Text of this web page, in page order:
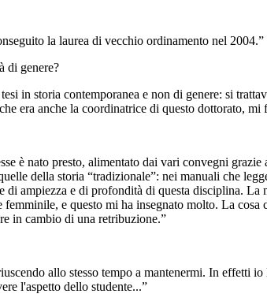
la laurea di vecchio ordinamento nel 2004.”
di genere?
in storia contemporanea e non di genere: si
era anche la coordinatrice di questo dottorato, mi
è nato presto, alimentato dai vari convegni
della storia “tradizionale”: nei manuali che
ampiezza e di profondità di questa disciplina.
e questo mi ha insegnato molto. La
in cambio di una retribuzione.”
allo stesso tempo a mantenermi. In effetti
l'aspetto dello studente...”